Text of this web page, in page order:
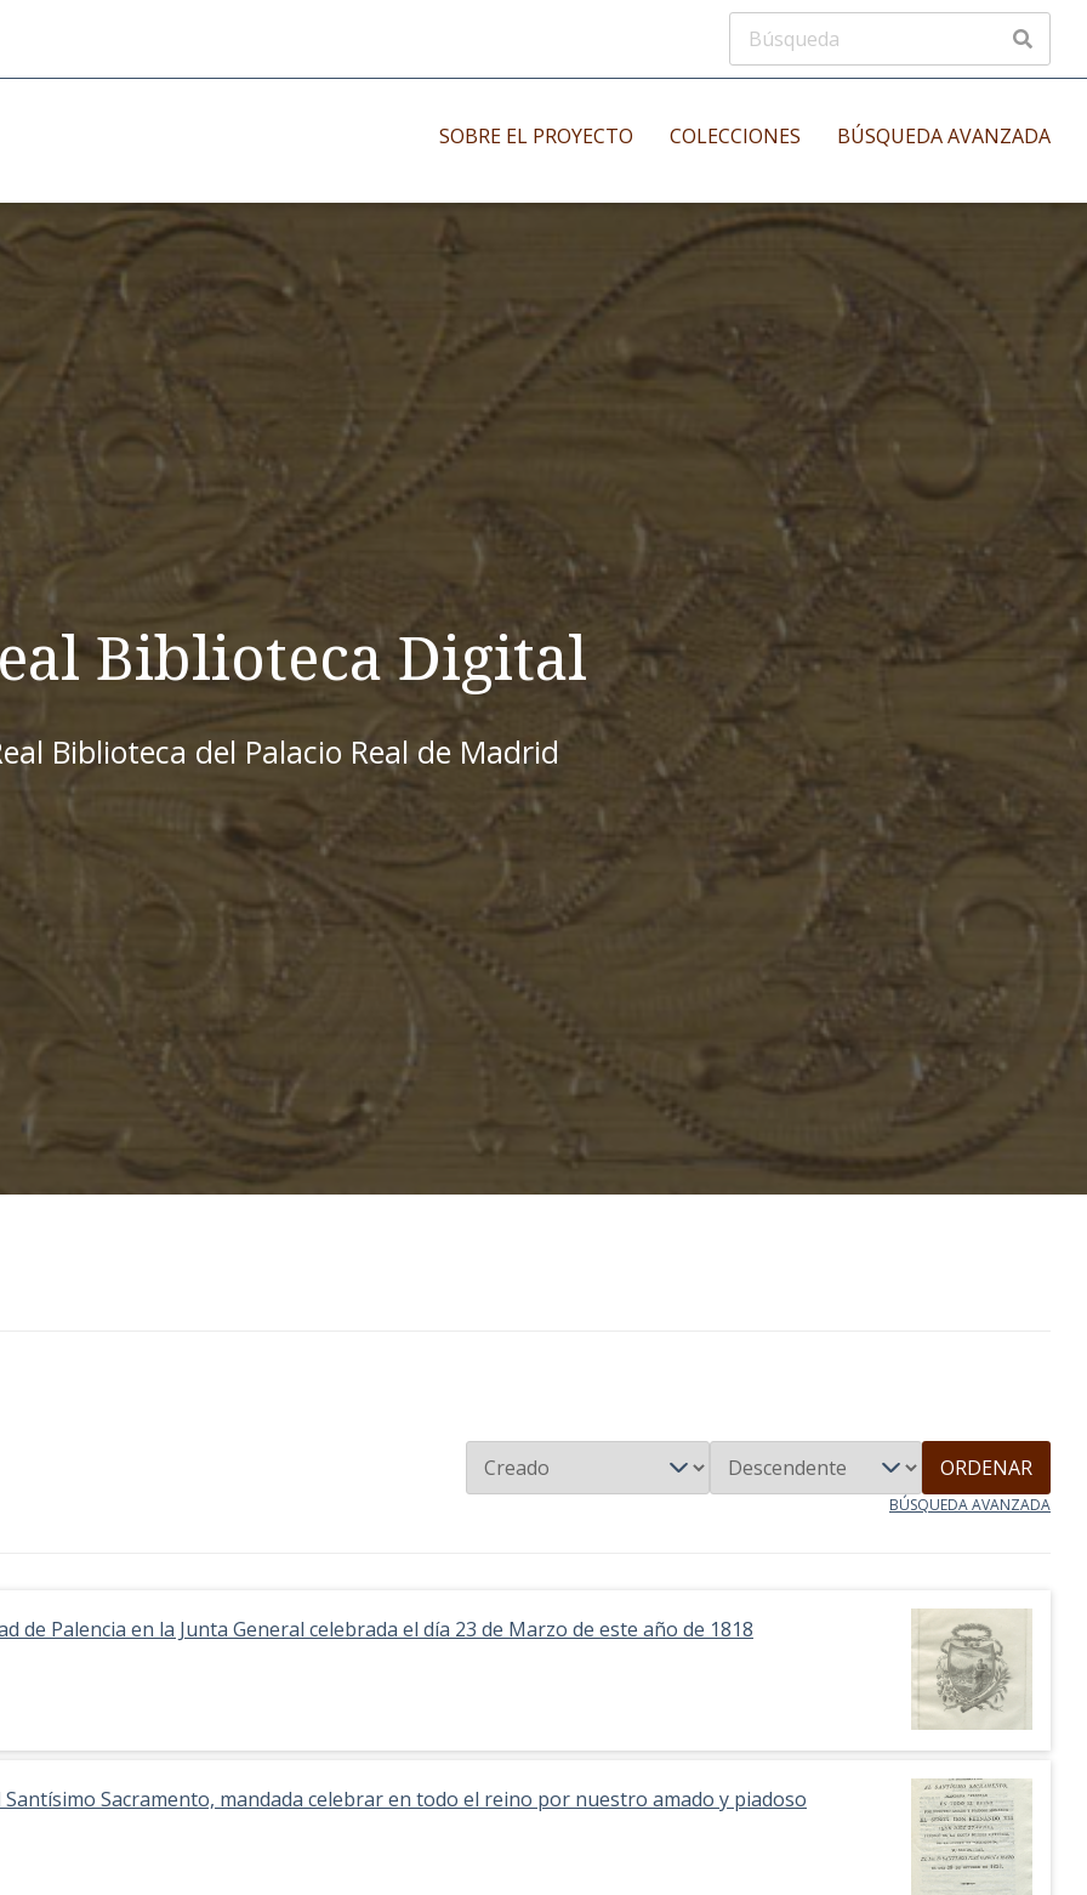
SOBRE EL PROYECTO COLECCIONES
Impresos antiguos
Impresos menores
BÚSQUEDA AVANZADA
Biblioteca Digital
Biblioteca del Palacio Real de Madrid
ORDENAR
BÚSQUEDA AVANZADA
de Palencia en la Junta General celebrada el día 23 de Marzo de este año de 1818
Sacramento, mandada celebrar en todo el reino por nuestro amado y piadoso